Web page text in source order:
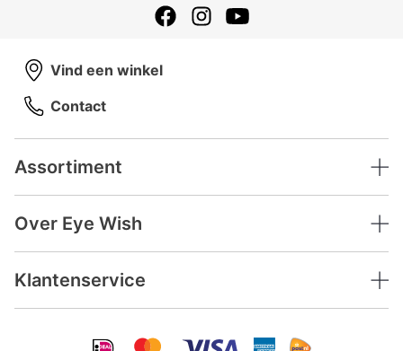
Assortiment
Over Eye Wish
Klantenservice
Vind een winkel
Contact